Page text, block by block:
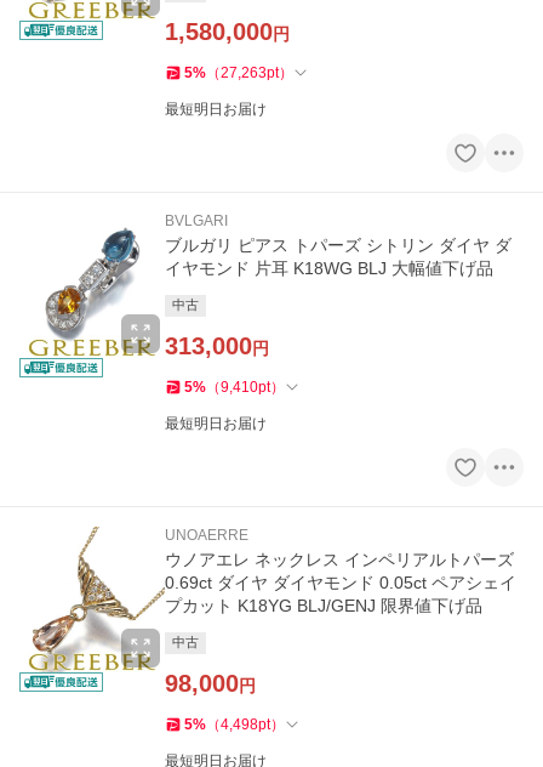
1,580,000円
5% （27,263pt）
最短明日お届け
BVLGARI
ブルガリ ピアス トパーズ シトリン ダイヤ ダ
イヤモンド 片耳 K18WG BLJ 大幅値下げ品
中古
313,000円
5% （9,410pt）
最短明日お届け
UNOAERRE
ウノアエレ ネックレス インペリアルトパーズ
0.69ct ダイヤ ダイヤモンド 0.05ct ペアシェイ
プカット K18YG BLJ/GENJ 限界値下げ品
中古
98,000円
5% （4,498pt）
最短明日お届け